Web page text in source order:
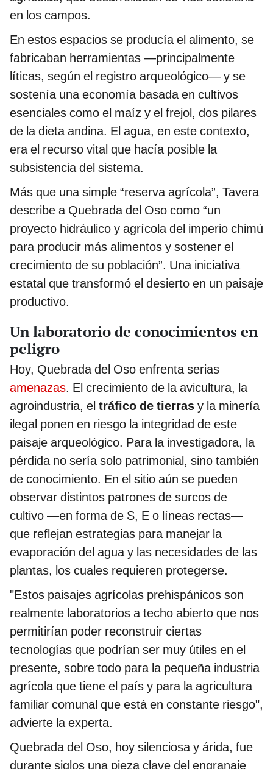
en los campos.
En estos espacios se producía el alimento, se
fabricaban herramientas —principalmente
líticas, según el registro arqueológico— y se
sostenía una economía basada en cultivos
esenciales como el maíz y el frejol, dos pilares
de la dieta andina. El agua, en este contexto,
era el recurso vital que hacía posible la
subsistencia del sistema.
Más que una simple “reserva agrícola”, Tavera
describe a Quebrada del Oso como “un
proyecto hidráulico y agrícola del imperio chimú
para producir más alimentos y sostener el
crecimiento de su población”. Una iniciativa
estatal que transformó el desierto en un paisaje
productivo.
Un laboratorio de conocimientos en
peligro
Hoy, Quebrada del Oso enfrenta serias
amenazas. El crecimiento de la avicultura, la
agroindustria, el tráfico de tierras y la minería
ilegal ponen en riesgo la integridad de este
paisaje arqueológico. Para la investigadora, la
pérdida no sería solo patrimonial, sino también
de conocimiento. En el sitio aún se pueden
observar distintos patrones de surcos de
cultivo —en forma de S, E o líneas rectas—
que reflejan estrategias para manejar la
evaporación del agua y las necesidades de las
plantas, los cuales requieren protegerse.
"Estos paisajes agrícolas prehispánicos son
realmente laboratorios a techo abierto que nos
permitirían poder reconstruir ciertas
tecnologías que podrían ser muy útiles en el
presente, sobre todo para la pequeña industria
agrícola que tiene el país y para la agricultura
familiar comunal que está en constante riesgo",
advierte la experta.
Quebrada del Oso, hoy silenciosa y árida, fue
durante siglos una pieza clave del engranaje